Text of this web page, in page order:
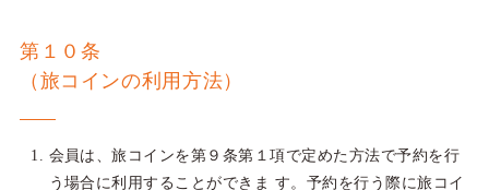
第１０条
（旅コインの利用方法）
会員は、旅コインを第９条第１項で定めた方法で予約を行
う場合に利用することができま す。予約を行う際に旅コイ